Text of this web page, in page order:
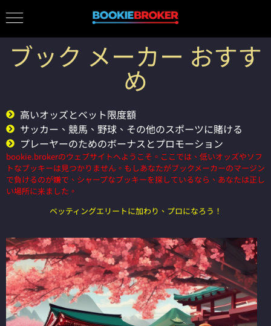
ブック メーカー おすす
め
高いオッズとベット限度額
サッカー、競馬、野球、その他のスポーツに賭ける
プレーヤーのためのボーナスとプロモーション
bookie.brokerのウェブサイトへようこそ。ここでは、低いオッズやソフ
トなブッキーは見つかりません。もしあなたがブックメーカーのマージン
で負けるのが嫌で、シャープなブッキーを探しているなら、あなたは正し
い場所に来ました。
ベッティングエリートに加わり、プロになろう！